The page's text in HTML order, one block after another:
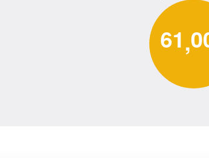
61,0